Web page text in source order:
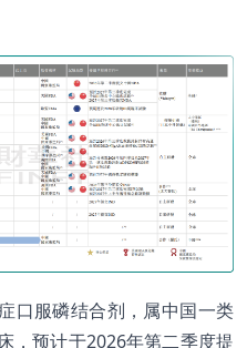
口服磷结合剂，属中国一类
，预计于2026年第二季度提